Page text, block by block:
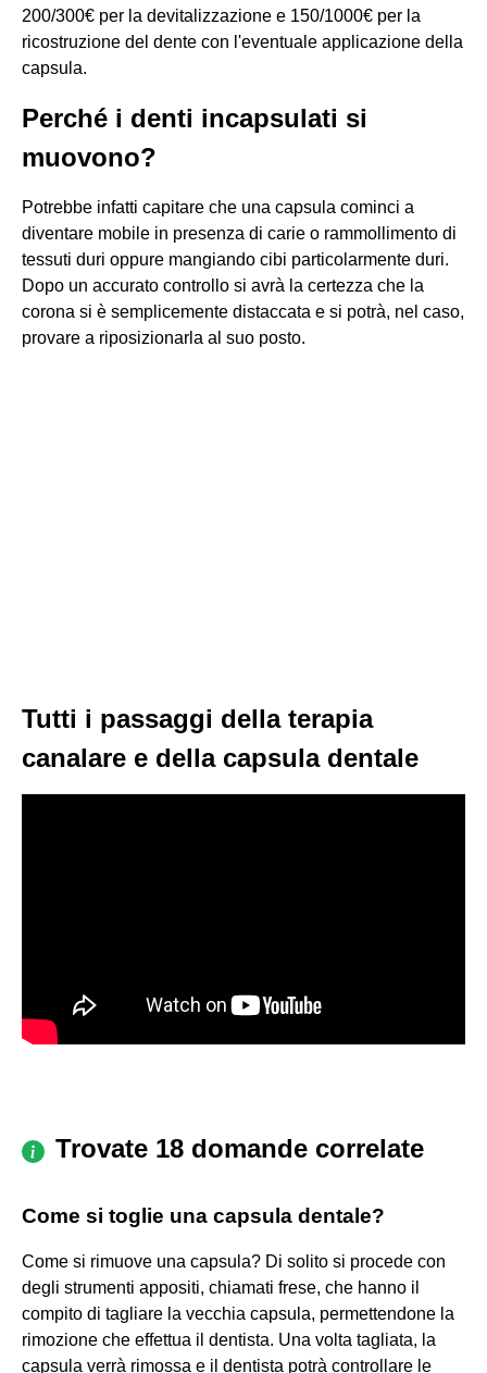
200/300€ per la devitalizzazione e 150/1000€ per la
ricostruzione del dente con l'eventuale applicazione della
capsula.
Perché i denti incapsulati si
muovono?
Potrebbe infatti capitare che una capsula cominci a
diventare mobile in presenza di carie o rammollimento di
tessuti duri oppure mangiando cibi particolarmente duri.
Dopo un accurato controllo si avrà la certezza che la
corona si è semplicemente distaccata e si potrà, nel caso,
provare a riposizionarla al suo posto.
Tutti i passaggi della terapia
canalare e della capsula dentale
Trovate 18 domande correlate
Come si toglie una capsula dentale?
Come si rimuove una capsula? Di solito si procede con
degli strumenti appositi, chiamati frese, che hanno il
compito di tagliare la vecchia capsula, permettendone la
rimozione che effettua il dentista. Una volta tagliata, la
capsula verrà rimossa e il dentista potrà controllare le